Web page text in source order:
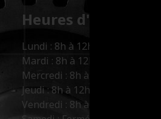
Heures d'ouverture :
Lundi : 8h à 12h et 13h à 17h
Mardi : 8h à 12h et 13h à 17h
Mercredi : 8h à 12h et 13h à 17h
Jeudi : 8h à 12h et 13h à 17h
Vendredi : 8h à 12h et 13h à 16h